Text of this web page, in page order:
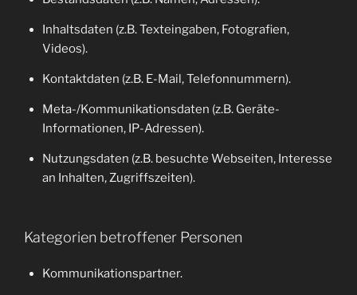
Inhaltsdaten (z.B. Texteingaben, Fotografien,
Videos).
Kontaktdaten (z.B. E-Mail, Telefonnummern).
Meta-/Kommunikationsdaten (z.B. Geräte-
Informationen, IP-Adressen).
Nutzungsdaten (z.B. besuchte Webseiten, Interesse
an Inhalten, Zugriffszeiten).
Kategorien betroffener Personen
Kommunikationspartner.